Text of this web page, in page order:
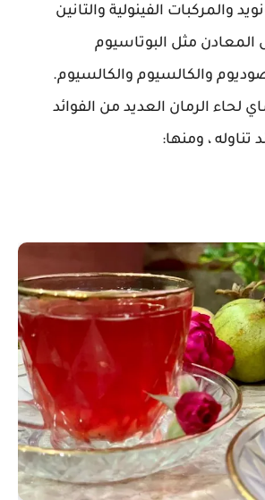
والمركبات الفينولية والتانين
مثل البوتاسيوم
والكالسيوم والكالسيوم.
لحاء الرمان العديد من الفوائد
، ومنها: